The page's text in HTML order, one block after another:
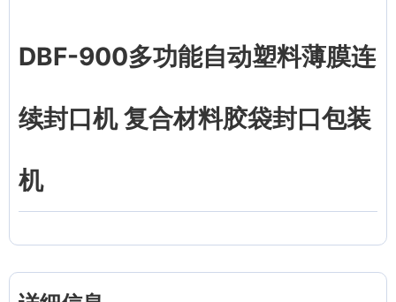
DBF-900多功能自动塑料薄膜连
续封口机 复合材料胶袋封口包装
机